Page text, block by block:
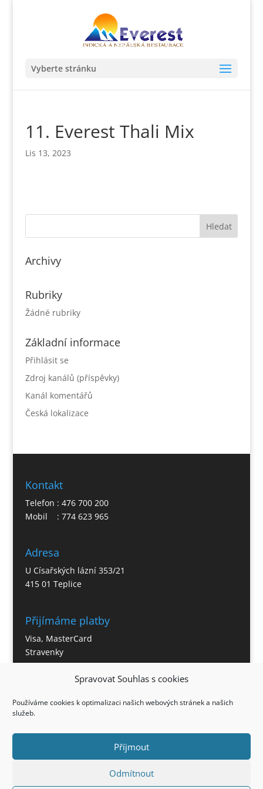
Spravovat Souhlas s cookies
Používáme cookies k optimalizaci našich webových stránek a našich
služeb.
Příjmout
Odmítnout
Vyberte stránku
11. Everest Thali Mix
Lis 13, 2023
Archivy
Rubriky
Žádné rubriky
Základní informace
Přihlásit se
Zdroj kanálů (příspěvky)
Kanál komentářů
Česká lokalizace
Kontakt
Telefon : 476 700 200
Mobil : 774 623 965
Adresa
U Císařských lázní 353/21
415 01 Teplice
Přijímáme platby
Visa, MasterCard
Stravenky
Otevírací doba
Po – So 11:00 – 21:30 hod.